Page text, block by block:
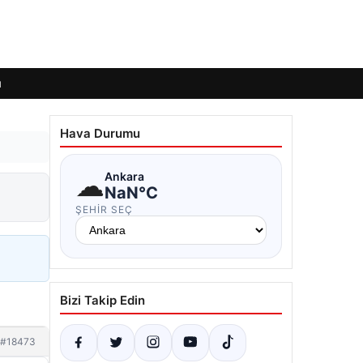
#18473
Hava Durumu
☁Ankara
NaN°C
ŞEHIR SEÇ
Bizi Takip Edin